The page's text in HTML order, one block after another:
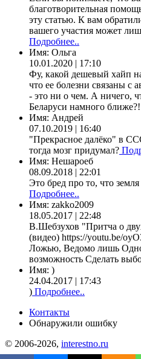
благотворительная
эту статью. К вам
вашего участия может
Подробнее..
Имя: Ольга
10.01.2020 | 17:10
Фу, какой дешевый хайп
что ее болезни связаны с
- это ни о чем. А ничего,
Беларуси намного
Имя: Андрей
07.10.2019 | 16:40
"Прекрасное далёко" в
тогда мозг придумал?
Имя: Нешароеб
08.09.2018 | 22:01
Это бред про то, что
Подробнее..
Имя: zakko2009
18.05.2017 | 22:48
В.Шебзухов "Притча о
(видео) https://youtu.be/
Ложью, Ведомо лишь
возможность Сделать
Имя: )
24.04.2017 | 17:43
) Подробнее..
Контакты
Обнаружили ошибку
© 2006-2026, interestno.ru